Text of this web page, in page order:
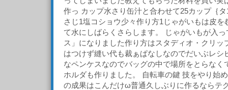
作っ カップ水さり缶汁と合わせて25カップ｛
さじ1塩コショウ少々作り方1じゃがいもは皮
て水にしばらくさらします。 じゃがいもが入
ス」になりました作り方はスタディオ・クリッ
はつけず縫い代も裁ぁぱなしなのでだいぶレシ
なペンケスなのでバッグの中で場所をとらなく
ホルダも作りました。 自転車の鍵 技をやり始
の成果はこんだけω普通久しぶりに作るならテ